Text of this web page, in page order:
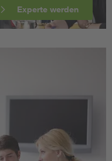
Experte werden